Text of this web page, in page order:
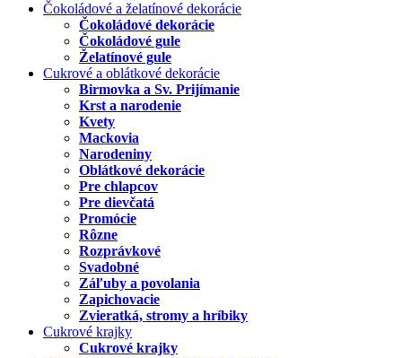
Čokoládové a želatínové dekorácie
Čokoládové dekorácie
Čokoládové gule
Želatínové gule
Cukrové a oblátkové dekorácie
Birmovka a Sv. Prijímanie
Krst a narodenie
Kvety
Mackovia
Narodeniny
Oblátkové dekorácie
Pre chlapcov
Pre dievčatá
Promócie
Rôzne
Rozprávkové
Svadobné
Záľuby a povolania
Zapichovacie
Zvieratká, stromy a hríbiky
Cukrové krajky
Cukrové krajky